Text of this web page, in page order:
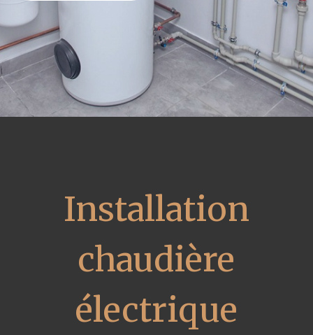
Installation
chaudière
électrique